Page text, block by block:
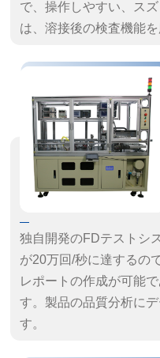
で、操作しやすい、ス
は、溶接後の検査機能
する
製品の特徴
・こて先のクリーニング
独自開発のFDテストシ
が20万回/秒に達するの
レポートの作成が可能
す。製品の品質分析に
す。